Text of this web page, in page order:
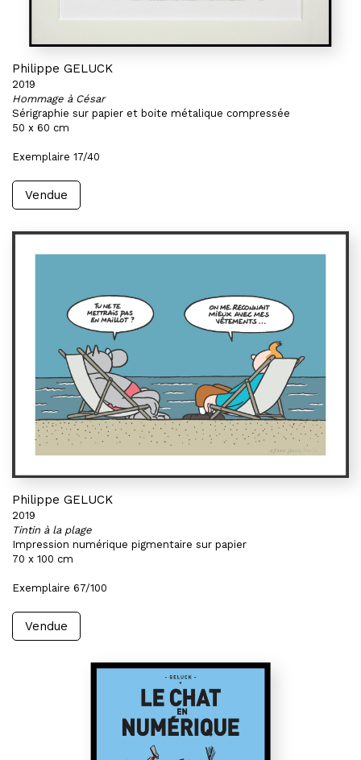
Philippe GELUCK
2019
Hommage à César
Sérigraphie sur papier et boite métalique compressée
50 x 60 cm
Exemplaire 17/40
Vendue
Philippe GELUCK
2019
Tintin à la plage
Impression numérique pigmentaire sur papier
70 x 100 cm
Exemplaire 67/100
Vendue